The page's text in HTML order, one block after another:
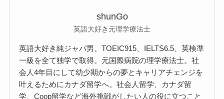
shunGo
英語大好き元理学療法士
英語大好き純ジャパ男。TOEIC915、IELTS6.5、英検準
一級を全て独学で取得。元国際病院の理学療法士。社
会人4年目にして幼少期からの夢とキャリアチェンジを
叶えるためにカナダ留学へ。社会人留学、カナダ留
学、Coop留学など海外挑戦がしたい人の役に立つこと